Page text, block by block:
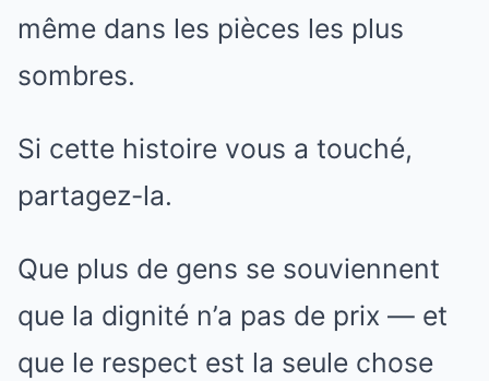
même dans les pièces les plus
sombres.
Si cette histoire vous a touché,
partagez-la.
Que plus de gens se souviennent
que la dignité n’a pas de prix — et
que le respect est la seule chose